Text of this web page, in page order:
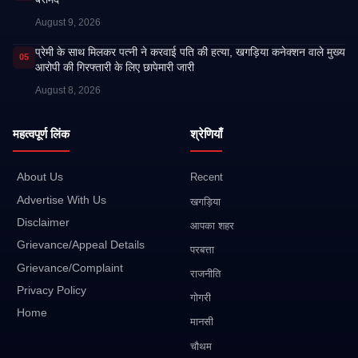
August 9, 2026
05
प्रेमी के साथ मिलकर पत्नी ने करवाई पति की हत्या, खगड़िया कनेक्शन वाले मुख्य
आरोपी की गिरफ्तारी के लिए छापेमारी जारी
August 8, 2026
महत्वपूर्ण लिंक
About Us
Advertise With Us
Disclaimer
Grievance/Appeal Details
Grievance/Complaint
Privacy Policy
Home
श्रेणियाँ
Recent
खगड़िया
आपका शहर
परबत्ता
राजनीति
गोगरी
मानसी
चौथम